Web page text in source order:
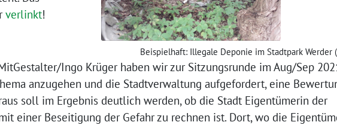
verlinkt!
Beispielhaft: Illegale Deponie im Stadtpark Werder
Ingo Krüger haben wir zur Sitzungsrunde im Aug/Sep
anzugehen und die Stadtverwaltung aufgefordert, eine
soll im Ergebnis deutlich werden, ob die Stadt Eigentümerin der
einer Beseitigung der Gefahr zu rechnen ist. Dort, wo die